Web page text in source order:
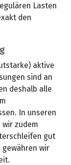
Lasten
den
aktive
sind an
deshalb alle
In unseren
zudem
gut
gewähren wir